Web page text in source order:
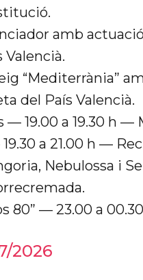
amb
Valencià.
“Mediterrània”
del País Valencià.
— 19.00 a 19.30 h —
a 21.00 h —
Nebulossa i
80” — 23.00 a
2026